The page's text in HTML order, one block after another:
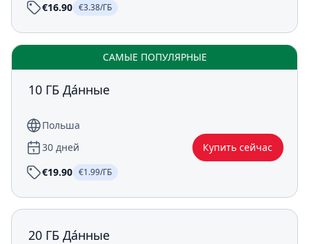
€16.90 €3.38/ГБ
САМЫЕ ПОПУЛЯРНЫЕ
10 ГБ Да́нные
Польша
30 дней
Купить сейчас
€19.90 €1.99/ГБ
20 ГБ Да́нные